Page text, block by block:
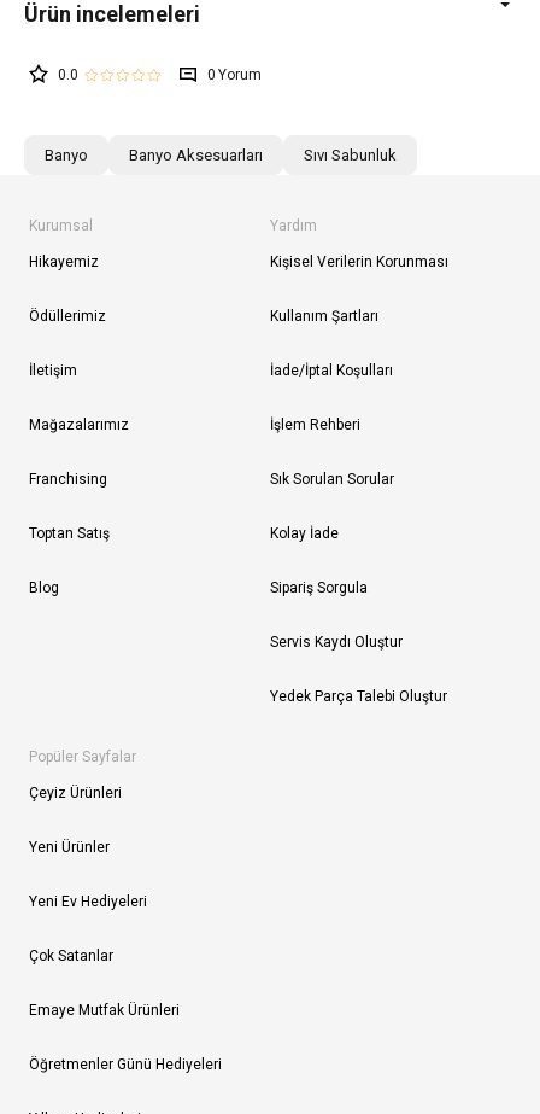
0.0 0
Banyo Banyo Aksesuarları Sıvı Sabunluk
Kurumsal
Hikayemiz
Ödüllerimiz
İletişim
Mağazalarımız
Franchising
Toptan Satış
Blog
Yardım
Kişisel Verilerin Korunması
Kullanım Şartları
İade/İptal Koşulları
İşlem Rehberi
Sık Sorulan Sorular
Kolay İade
Sipariş Sorgula
Servis Kaydı Oluştur
Yedek Parça Talebi Oluştur
Popüler Sayfalar
Çeyiz Ürünleri
Yeni Ürünler
Yeni Ev Hediyeleri
Çok Satanlar
Emaye Mutfak Ürünleri
Öğretmenler Günü Hediyeleri